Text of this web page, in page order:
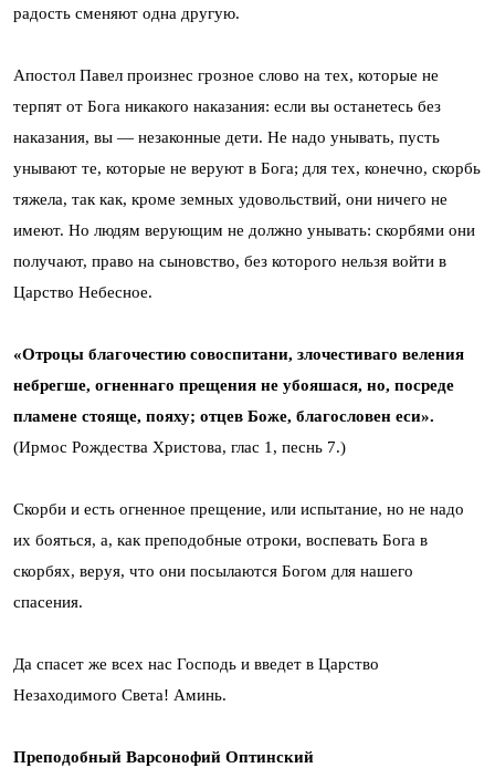
радость сменяют одна другую.
Апостол Павел произнес грозное слово на тех, которые не
терпят от Бога никакого наказания: если вы останетесь без
наказания, вы — незаконные дети. Не надо унывать, пусть
унывают те, которые не веруют в Бога; для тех, конечно, скорбь
тяжела, так как, кроме земных удовольствий, они ничего не
имеют. Но людям верующим не должно унывать: скорбями они
получают, право на сыновство, без которого нельзя войти в
Царство Небесное.
«Отроцы благочестию совоспитани, злочестиваго веления
небрегше, огненнаго прещения не убояшася, но, посреде
пламене стояще, пояху; отцев Боже, благословен еси».
(Ирмос Рождества Христова, глас 1, песнь 7.)
Скорби и есть огненное прещение, или испытание, но не надо
их бояться, а, как преподобные отроки, воспевать Бога в
скорбях, веруя, что они посылаются Богом для нашего
спасения.
Да спасет же всех нас Господь и введет в Царство
Незаходимого Света! Аминь.
Преподобный Варсонофий Оптинский